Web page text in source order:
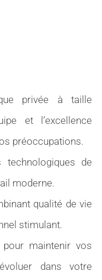
privée à taille
et l’excellence
préoccupations.
de
moderne.
qualité de vie
stimulant.
maintenir vos
dans votre